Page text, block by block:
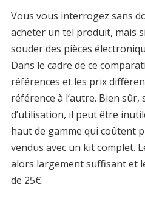
Vous vous interrogez sans
acheter un tel produit, mais
souder des pièces
Dans le cadre de ce
références et les prix
référence à l’autre. Bien sûr,
d’utilisation, il peut être
haut de gamme qui coûtent
vendus avec un kit complet.
alors largement suffisant et
de 25€.